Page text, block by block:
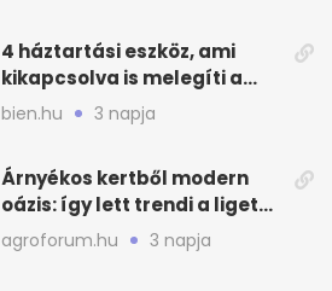
4 háztartási eszköz, ami
kikapcsolva is melegíti a
lakást
bien.hu 3 napja
Árnyékos kertből modern
oázis: így lett trendi a ligetes
zöld
agroforum.hu 3 napja